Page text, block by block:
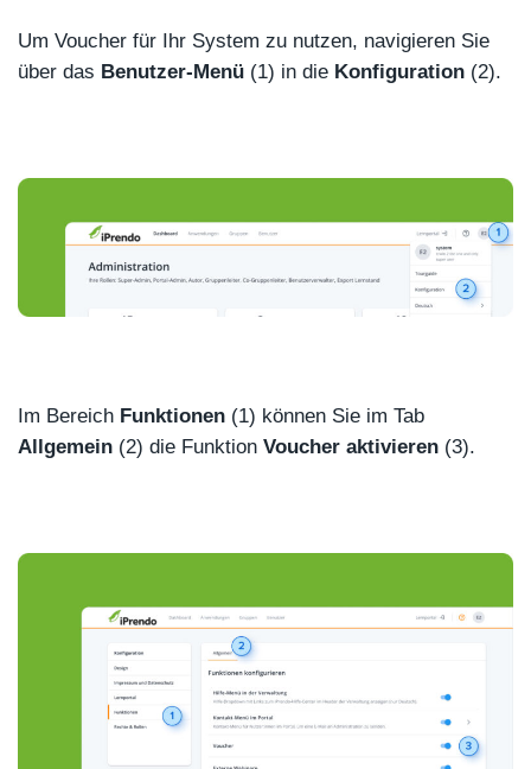
Um Voucher für Ihr System zu nutzen, navigieren Sie
über das Benutzer-Menü (1) in die Konfiguration (2).
Im Bereich Funktionen (1) können Sie im Tab
Allgemein (2) die Funktion Voucher aktivieren (3).